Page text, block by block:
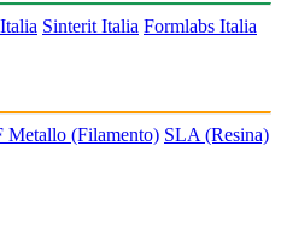
Sinterit Italia Formlabs Italia
Metallo (Filamento) SLA (Resina)